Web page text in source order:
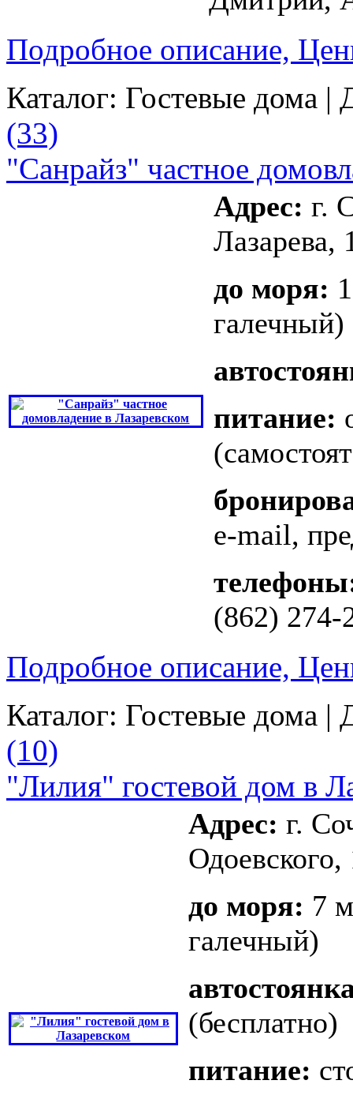
Подробное описание,
Каталог: Гостевые дома |
(33)
"Санрайз" частное
Адрес: г.
Лазарева,
до моря:
галечный)
питание:
e-mail,
(862) 274-
Подробное описание,
Каталог: Гостевые дома |
(10)
"Лилия" гостевой дом в
Адрес: г.
Одоевского,
до моря: 7
галечный)
(бесплатно)
питание: